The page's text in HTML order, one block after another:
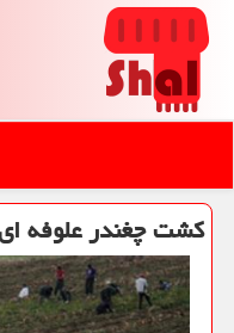
كشت چغندر علوفه